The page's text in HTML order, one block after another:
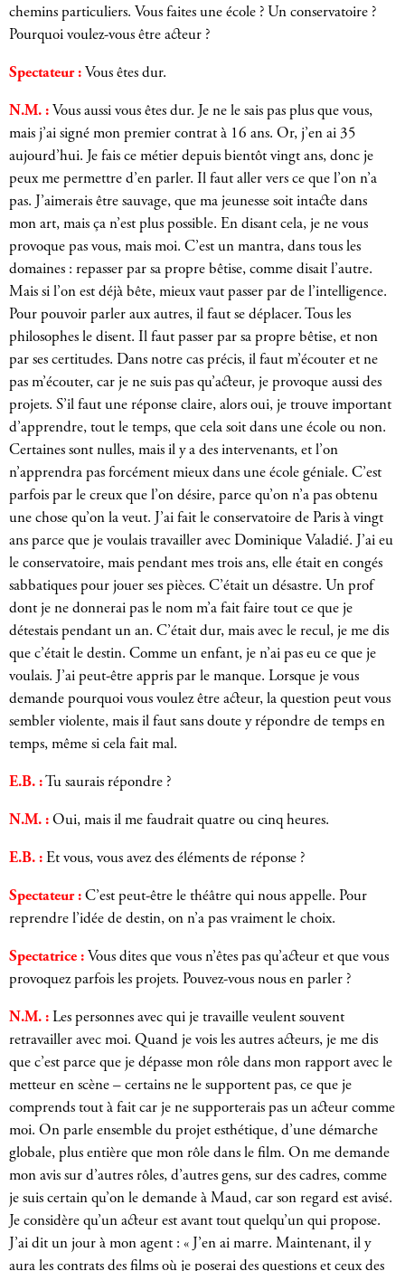
chemins particuliers. Vous faites une école ? Un conservatoire ?
Pourquoi voulez-vous être acteur ?
Spectateur : Vous êtes dur.
N.M. : Vous aussi vous êtes dur. Je ne le sais pas plus que vous,
mais j’ai signé mon premier contrat à 16 ans. Or, j’en ai 35
aujourd’hui. Je fais ce métier depuis bientôt vingt ans, donc je
peux me permettre d’en parler. Il faut aller vers ce que l’on n’a
pas. J’aimerais être sauvage, que ma jeunesse soit intacte dans
mon art, mais ça n’est plus possible. En disant cela, je ne vous
provoque pas vous, mais moi. C’est un mantra, dans tous les
domaines : repasser par sa propre bêtise, comme disait l’autre.
Mais si l’on est déjà bête, mieux vaut passer par de l’intelligence.
Pour pouvoir parler aux autres, il faut se déplacer. Tous les
philosophes le disent. Il faut passer par sa propre bêtise, et non
par ses certitudes. Dans notre cas précis, il faut m’écouter et ne
pas m’écouter, car je ne suis pas qu’acteur, je provoque aussi des
projets. S’il faut une réponse claire, alors oui, je trouve important
d’apprendre, tout le temps, que cela soit dans une école ou non.
Certaines sont nulles, mais il y a des intervenants, et l’on
n’apprendra pas forcément mieux dans une école géniale. C’est
parfois par le creux que l’on désire, parce qu’on n’a pas obtenu
une chose qu’on la veut. J’ai fait le conservatoire de Paris à vingt
ans parce que je voulais travailler avec Dominique Valadié. J’ai eu
le conservatoire, mais pendant mes trois ans, elle était en congés
sabbatiques pour jouer ses pièces. C’était un désastre. Un prof
dont je ne donnerai pas le nom m’a fait faire tout ce que je
détestais pendant un an. C’était dur, mais avec le recul, je me dis
que c’était le destin. Comme un enfant, je n’ai pas eu ce que je
voulais. J’ai peut-être appris par le manque. Lorsque je vous
demande pourquoi vous voulez être acteur, la question peut vous
sembler violente, mais il faut sans doute y répondre de temps en
temps, même si cela fait mal.
E.B. :Tu saurais répondre ?
N.M. : Oui, mais il me faudrait quatre ou cinq heures.
E.B. : Et vous, vous avez des éléments de réponse ?
Spectateur : C’est peut-être le théâtre qui nous appelle. Pour
reprendre l’idée de destin, on n’a pas vraiment le choix.
Spectatrice : Vous dites que vous n’êtes pas qu’acteur et que vous
provoquez parfois les projets. Pouvez-vous nous en parler ?
N.M. : Les personnes avec qui je travaille veulent souvent
retravailler avec moi. Quand je vois les autres acteurs, je me dis
que c’est parce que je dépasse mon rôle dans mon rapport avec le
metteur en scène – certains ne le supportent pas, ce que je
comprends tout à fait car je ne supporterais pas un acteur comme
moi. On parle ensemble du projet esthétique, d’une démarche
globale, plus entière que mon rôle dans le film. On me demande
mon avis sur d’autres rôles, d’autres gens, sur des cadres, comme
je suis certain qu’on le demande à Maud, car son regard est avisé.
Je considère qu’un acteur est avant tout quelqu’un qui propose.
J’ai dit un jour à mon agent : « J’en ai marre. Maintenant, il y
aura les contrats des films où je poserai des questions et ceux des